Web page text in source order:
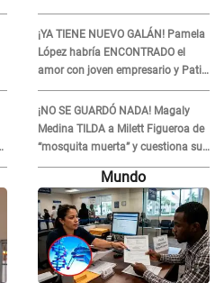
¡YA TIENE NUEVO GALÁN! Pamela
López habría ENCONTRADO el
amor con joven empresario y Pati
Lorena la ECHA en VIVO
¡NO SE GUARDÓ NADA! Magaly
Medina TILDA a Milett Figueroa de
“mosquita muerta” y cuestiona su
RECONCILIACIÓN con Marcelo
Tinelli en TV argentina
Mundo